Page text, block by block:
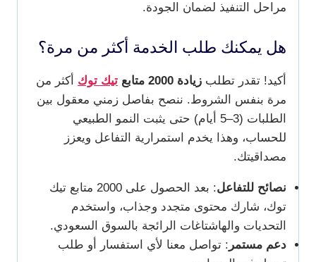
مراحل التنفيذ لضمان الجودة.
هل يمكنك طلب الخدمة أكثر من مرة؟
أكيد! تقدر تطلب زيادة 2000 متابع تيك توك أكثر من
مرة بنفس الشروط. ننصح بفاصل زمني معقول بين
الطلبات (3–5 أيام) حتى يثبت النمو الطبيعي
للحساب، وهذا يخدم استمرارية التفاعل ويعزز
مصداقيتك.
نصائح للتفاعل
: بعد الحصول على 2000 متابع تيك
توك، شارك محتوى متجدد وجذاب، واستخدم
التحديات والهاشتاغات الرائجة بالسوق السعودي.
دعم مستمر : تواصل معنا لأي استفسار أو طلب